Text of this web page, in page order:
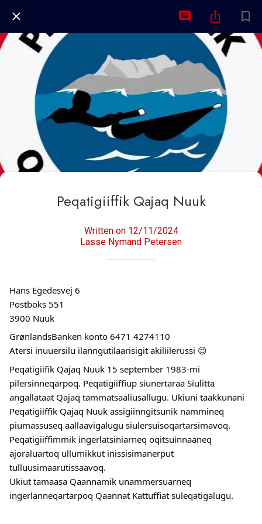
Peqatigiiffik Qajaq Nuuk
Written on 12/11/2024
Lasse Nymand Petersen
Hans Egedesvej 6
Postboks 551
3900 Nuuk
GrønlandsBanken konto 6471 4274110
Atersi inuuersilu ilanngutilaarisigit akiliilerussi 😉
Peqatigiifik Qajaq Nuuk 15 september 1983-mi
pilersinneqarpoq. Peqatigiiffiup siunertaraa Siulitta
angallataat Qajaq tammatsaaliusallugu. Ukiuni taakkunani
Peqatigiiffik Qajaq Nuuk assigiinngitsunik nammineq
piumassuseq aallaavigalugu siulersuisoqartarsimavoq.
Peqatigiiffimmik ingerlatsiniarneq oqitsuinnaaneq
ajoraluartoq ullumikkut inissisimanerput
tulluusimaarutissaavoq.
Ukiut tamaasa Qaannamik unammersuarneq
ingerlanneqartarpoq Qaannat Kattuffiat suleqatigalugu.